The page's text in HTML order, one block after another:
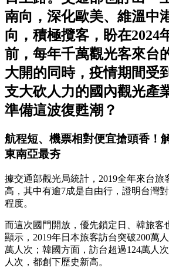
南向，深化歐美、維溫中
向，積極攬客，盼在2024
前，每年千萬觀光客來台
大開的同時，疫情期間受
支大砍人力的國內觀光產
準備這波復甦潮？
航程短、機票相對便宜搶頭香！
東南亞最夯
據交通部觀光局統計，2019全年來台旅
高，其中有逾7成是自由行，證明台灣
程度。
而這次國門開放，優先鎖定日、韓旅客
顯示，2019年日本旅客訪台突破200萬
萬人次；韓國方面，訪台超過124萬人
人次，都創下歷史新高。